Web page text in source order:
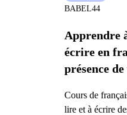
Apprendre
écrire en
présence
Cours de
lire et à écrire
BABEL44